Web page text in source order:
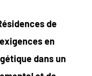
de
en
dans un